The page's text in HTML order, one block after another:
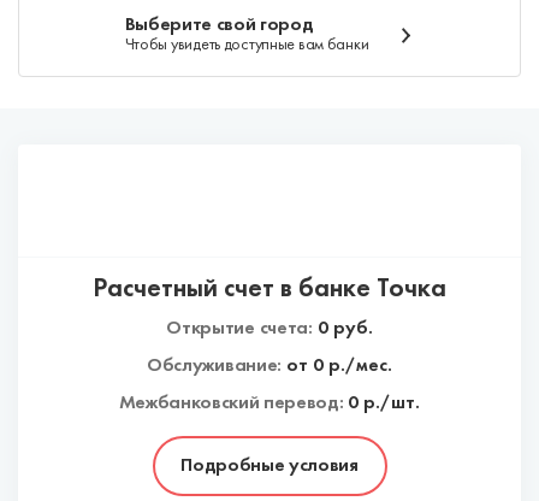
Выберите свой город
Чтобы увидеть доступные вам банки
Подробные условия
Расчетный счет в банке Точка
Открытие счета: 0руб.
Обслуживание: от 0р./мес.
Межбанковский перевод: 0 р./шт.